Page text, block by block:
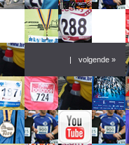
| volgende »